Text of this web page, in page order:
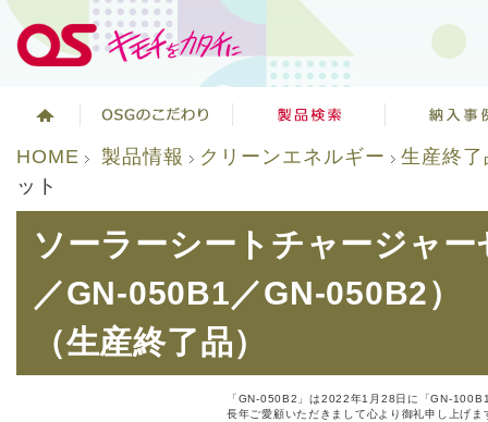
HOME 製品情報 クリーンエネルギー
生産終了
ット
ソーラーシートチャージャ
／GN-050B1／GN-050B2）
（生産終了品）
「GN-050B2」は2022年1月28日に「GN-
長年ご愛顧いただきまして心より御礼申し上げま